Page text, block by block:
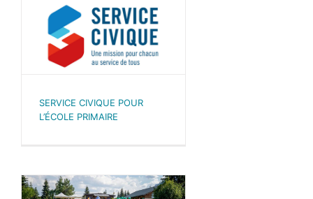
SERVICE CIVIQUE POUR
L’ÉCOLE PRIMAIRE